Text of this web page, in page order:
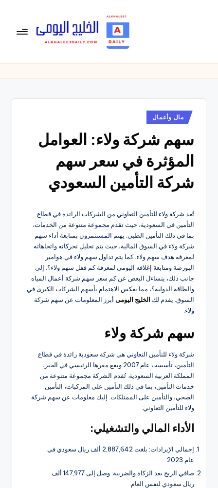
خ
يو
م
ى
متابعة
الرياضية
والسياسية
والاقتصادية.
نُشر
في
مال وأعمال
سهم شركة ولاء: العوامل
المؤثرة في سعر سهم
شركة التأمين السعودي
تُعد شركة ولاء للتأمين التعاوني من الشركات الرائدة في قطاع
التأمين في السعودية، حيث تقدم مجموعة متنوعة من الخدمات،
بما في ذلك التأمين الطبي. يهتم المستثمرون بمتابعة أداء سهم
شركة ولاء في السوق المالية، حيث يتم تحليل تحركاته واتجاهاته
لمعرفة هدف سهم ولاء. كما يتم تداول سهم ولاء في هوامير
البورصة ومتابعة إغلاقه اليومي لمعرفة كم قفل سهم ولاء؟. إلى
جانب ذلك، يتساءل البعض عن كم سعر سهم شركة أعمال المياه
والطاقة الدولية؟، مما يعكس الاهتمام بأسهم الشركات الكبرى في
السوق. يقدم لك الخليج اليومى أبرز المعلومات عن سهم شركة
ولاء.
سهم شركة ولاء
شركة ولاء للتأمين التعاوني هي شركة سعودية رائدة في قطاع
التأمين، تأسست عام 2007 ويقع مقرها الرئيسي في الخبر،
المملكة العربية السعودية. تُقدم الشركة مجموعة متنوعة من
خدمات التأمين، بما في ذلك التأمين على المركبات، التأمين
الصحي، والتأمين على الممتلكات. إليك معلومات عن سهم شركة
ولاء للتأمين التعاوني:
الأداء المالي والتشغيلي:
إجمالي الإيرادات: بلغت 2,887,642 ألف ريال سعودي في
عام 2023.
صافي الربح بعد الزكاة والضريبة: وصل إلى 147,977 ألف
ريال سعودي لنفس العام.